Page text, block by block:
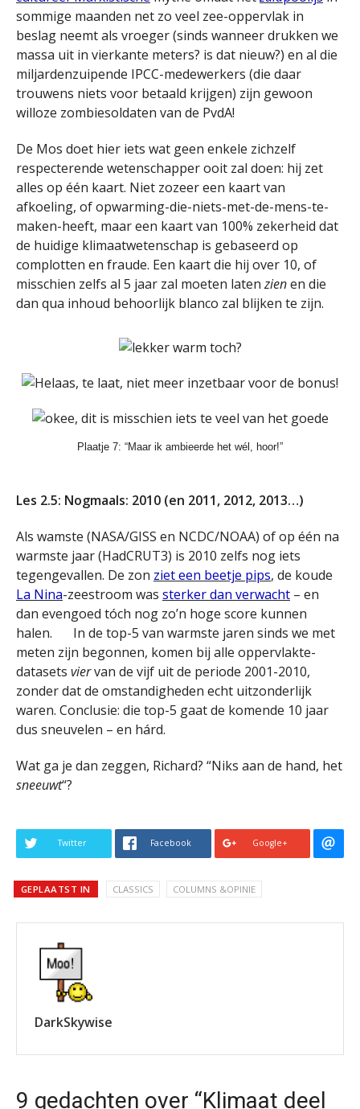
sommige maanden net zo veel zee-oppervlak in
beslag neemt als vroeger (sinds wanneer drukken we
massa uit in vierkante meters? is dat nieuw?) en al die
miljardenzuipende IPCC-medewerkers (die daar
trouwens niets voor betaald krijgen) zijn gewoon
willoze zombiesoldaten van de PvdA!
De Mos doet hier iets wat geen enkele zichzelf
respecterende wetenschapper ooit zal doen: hij zet
alles op één kaart. Niet zozeer een kaart van
afkoeling, of opwarming-die-niets-met-de-mens-te-
maken-heeft, maar een kaart van 100% zekerheid dat
de huidige klimaatwetenschap is gebaseerd op
complotten en fraude. Een kaart die hij over 10, of
misschien zelfs al 5 jaar zal moeten latenzienen die
dan qua inhoud behoorlijk blanco zal blijken te zijn.
Plaatje 7: “Maar ik ambieerde het wél, hoor!”
Les 2.5: Nogmaals: 2010 (en 2011, 2012, 2013…)
Als wamste (NASA/GISS en NCDC/NOAA) of op één na
warmste jaar (HadCRUT3) is 2010 zelfs nog iets
tegengevallen. De zon ziet een beetje pips, de koude
La Nina-zeestroom was sterker dan verwacht – en
dan evengoed tóch nog zo’n hoge score kunnen
halen.
In de top-5 van warmste jaren sinds we met
meten zijn begonnen, komen bij alle oppervlakte-
datasets viervan de vijf uit de periode 2001-2010,
zonder dat de omstandigheden echt uitzonderlijk
waren. Conclusie: die top-5 gaat de komende 10 jaar
dus sneuvelen – en hárd.
Wat ga je dan zeggen, Richard? “Niks aan de hand, het
sneeuwt“?
Twitter Facebook Google+
GEPLAATST IN CLASSICS COLUMNS &OPINIE
DarkSkywise
9 gedachten over “Klimaat deel